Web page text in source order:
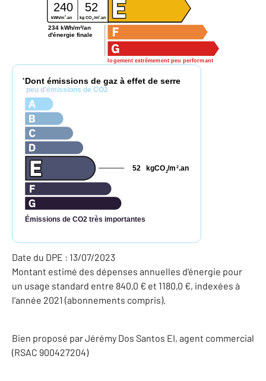
logement extrêmement peu performant
240 52
kWh/m2.an kg CO2/m2 .an
234 kWh/m²/an
d'énergie finale
* Dont émissions de gaz à effet de serre
peu d'émissions de CO2
Émissions de CO2 très importantes
kgCO2/m 2.an
52
Date du DPE : 13/07/2023
Montant estimé des dépenses annuelles d'énergie pour
un usage standard entre 840,0 € et 1180,0 €, indexées à
l'année 2021 (abonnements compris).
Bien proposé parJérémy Dos Santos EI, agent commercial
(RSAC 900427204)